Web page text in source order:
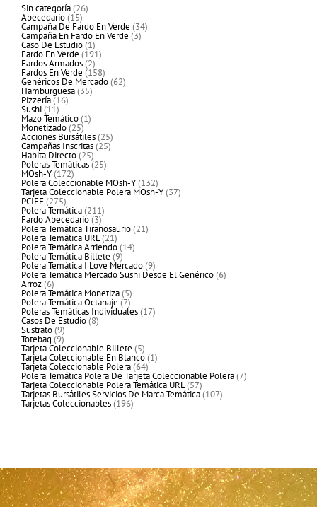
Sin categoría 2626
productos
Abecedario 1515
productos
Campaña De Fardo En Verde 3434
productos
Campaña En Fardo En Verde 33
productos
Caso De Estudio 11
producto
Fardo En Verde 191191
productos
Fardos Armados 22
productos
Fardos En Verde 158158
productos
Genéricos De Mercado 6262
productos
Hamburguesa 3535
productos
Pizzería 1616
productos
Sushi 1111
productos
Mazo Temático 11
producto
Monetizado 2525
productos
Acciones Bursátiles 2525
productos
Campañas Inscritas 2525
productos
Habita Directo 2525
productos
Poleras Temáticas 2525
productos
MOsh-Y 172172
productos
Polera Coleccionable MOsh-Y 132132
productos
Tarjeta Coleccionable Polera MOsh-Y 3737
productos
PCIEF 275275
productos
Polera Temática 211211
productos
Fardo Abecedario 33
productos
Polera Temática Tiranosaurio 2121
productos
Polera Temática URL 2121
productos
Polera Temática Arriendo 1414
productos
Polera Temática Billete 99
productos
Polera Temática I Love Mercado 99
productos
Polera Temática Mercado Sushi Desde El Genérico 66
productos
Arroz 66
productos
Polera Temática Monetiza 55
productos
Polera Temática Octanaje 77
productos
Poleras Temáticas Individuales 1717
productos
Casos De Estudio 88
productos
Sustrato 99
productos
Totebag 99
productos
Tarjeta Coleccionable Billete 55
productos
Tarjeta Coleccionable En Blanco 11
producto
Tarjeta Coleccionable Polera 6464
productos
Polera Temática Polera De Tarjeta Coleccionable Polera 77
productos
Tarjeta Coleccionable Polera Temática URL 5757
productos
Tarjetas Bursátiles Servicios De Marca Temática 107107
productos
Tarjetas Coleccionables 196196
productos